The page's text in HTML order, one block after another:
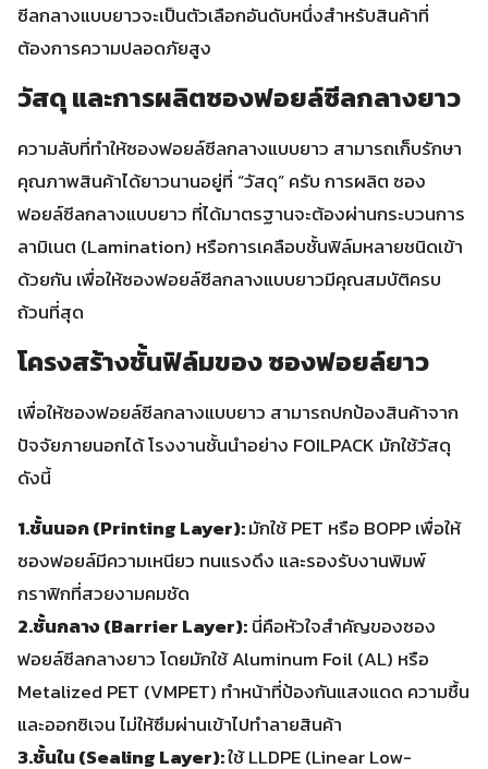
ซีลกลางแบบยาวจะเป็นตัวเลือกอันดับหนึ่งสำหรับสินค้าที่
ต้องการความปลอดภัยสูง
วัสดุ และการผลิตซองฟอยล์ซีลกลางยาว
ความลับที่ทำให้ซองฟอยล์ซีลกลางแบบยาว สามารถเก็บรักษา
คุณภาพสินค้าได้ยาวนานอยู่ที่ “วัสดุ” ครับ การผลิต ซอง
ฟอยล์ซีลกลางแบบยาว ที่ได้มาตรฐานจะต้องผ่านกระบวนการ
ลามิเนต (Lamination) หรือการเคลือบชั้นฟิล์มหลายชนิดเข้า
ด้วยกัน เพื่อให้ซองฟอยล์ซีลกลางแบบยาวมีคุณสมบัติครบ
ถ้วนที่สุด
โครงสร้างชั้นฟิล์มของ ซองฟอยล์ยาว
เพื่อให้ซองฟอยล์ซีลกลางแบบยาว สามารถปกป้องสินค้าจาก
ปัจจัยภายนอกได้ โรงงานชั้นนำอย่าง FOILPACK มักใช้วัสดุ
ดังนี้
1.ชั้นนอก (Printing Layer):มักใช้ PET หรือ BOPP เพื่อให้
ซองฟอยล์มีความเหนียว ทนแรงดึง และรองรับงานพิมพ์
กราฟิกที่สวยงามคมชัด
2.ชั้นกลาง (Barrier Layer):นี่คือหัวใจสำคัญของซอง
ฟอยล์ซีลกลางยาว โดยมักใช้ Aluminum Foil (AL) หรือ
Metalized PET (VMPET) ทำหน้าที่ป้องกันแสงแดด ความชื้น
และออกซิเจน ไม่ให้ซึมผ่านเข้าไปทำลายสินค้า
3.ชั้นใน (Sealing Layer):ใช้ LLDPE (Linear Low-